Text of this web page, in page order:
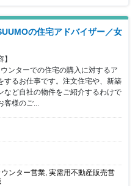
の住宅アドバイザー／女
】
するお仕事です。注文住宅や、新築
など自社の物件をご紹介するわけで
客様のご...
ンター営業, 実需用不動産販売営